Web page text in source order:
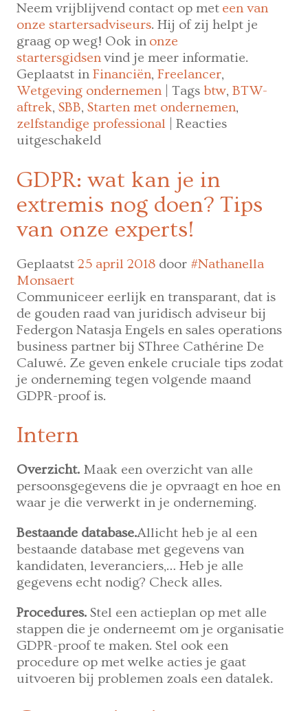
Neem vrijblijvend contact op met een van
onze startersadviseurs. Hij of zij helpt je
graag op weg! Ook in onze
startersgidsenvind je meer informatie.
Geplaatst in Financiën,Freelancer,
Wetgeving ondernemen
Tags btw,BTW-
aftrek,SBB,Starten met ondernemen,
zelfstandige professional
Reacties
uitgeschakeld
btw-
aftrek:
zijn
3
voorwaarden
GDPR: wat kan je in
extremis nog doen? Tips
van onze experts!
Geplaatst 25 april 2018 door #Nathanella
Monsaert
Communiceer eerlijk en transparant, dat is
de gouden raad van juridisch adviseur bij
Federgon Natasja Engels en sales operations
business partner bij SThree Cathérine De
Caluwé. Ze geven enkele cruciale tips zodat
je onderneming tegen volgende maand
GDPR-proof is.
Intern
Overzicht. Maak een overzicht van alle
persoonsgegevens die je opvraagt en hoe en
waar je die verwerkt in je onderneming.
Bestaande database.Allicht heb je al een
bestaande database met gegevens van
kandidaten, leveranciers,… Heb je alle
gegevens echt nodig? Check alles.
Procedures.Stel een actieplan op met alle
stappen die je onderneemt om je organisatie
GDPR-proof te maken. Stel ook een
procedure op met welke acties je gaat
uitvoeren bij problemen zoals een datalek.